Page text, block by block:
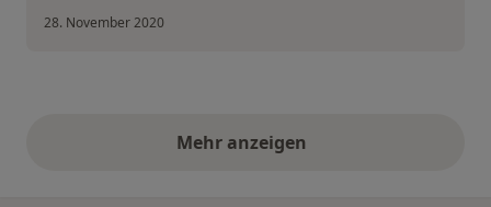
28. November 2020
Mehr anzeigenobige Stellungnahmen